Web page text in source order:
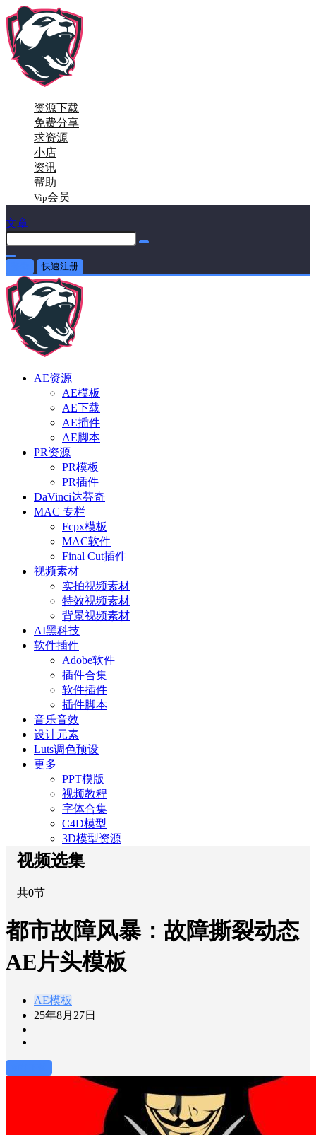
资源下载
免费分享
求资源
小店
资讯
帮助
Vip会员
文章
快速注册
AE资源
AE模板
AE下载
AE插件
AE脚本
PR资源
PR模板
PR插件
DaVinci达芬奇
MAC 专栏
Fcpx模板
MAC软件
Final Cut插件
视频素材
实拍视频素材
特效视频素材
背景视频素材
AI黑科技
软件插件
Adobe软件
插件合集
软件插件
插件脚本
音乐音效
设计元素
Luts调色预设
更多
PPT模版
视频教程
字体合集
C4D模型
3D模型资源
视频选集
共0节
都市故障风暴：故障撕裂动态
AE片头模板
AE模板
25年8月27日